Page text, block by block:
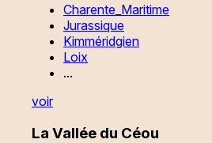
Charente_Maritime
Jurassique
Kimméridgien
Loix
...
voir
La Vallée du Céou